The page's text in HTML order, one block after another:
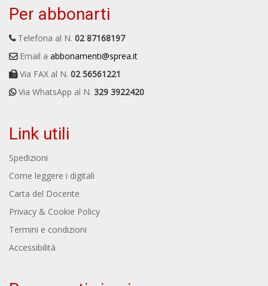
Per abbonarti
Telefona al N. 02 87168197
Email a abbonamenti@sprea.it
Via FAX al N. 02 56561221
Via WhatsApp al N. 329 3922420
Link utili
Spedizioni
Come leggere i digitali
Carta del Docente
Privacy & Cookie Policy
Termini e condizioni
Accessibilità